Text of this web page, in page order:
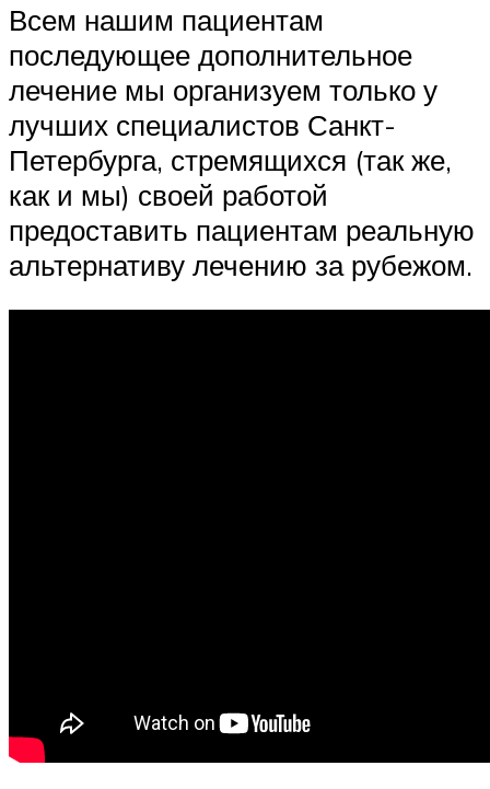
Всем нашим пациентам
последующее дополнительное
лечение мы организуем только у
лучших специалистов Санкт-
Петербурга, стремящихся (так же,
как и мы) своей работой
предоставить пациентам реальную
альтернативу лечению за рубежом.